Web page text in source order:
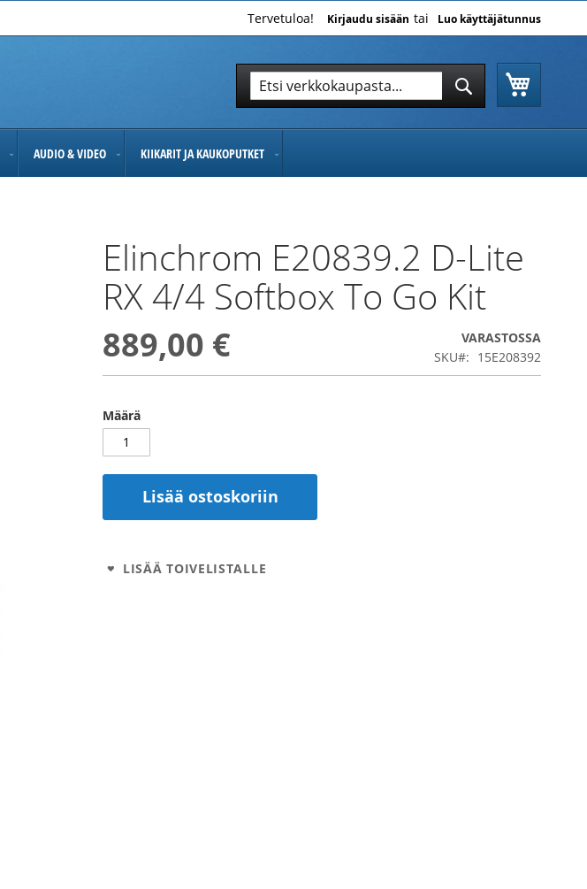
Tervetuloa! Kirjaudu sisään Luo käyttäjätunnus
Hae
AUDIO & VIDEO KIIKARIT JA KAUKOPUTKET
Elinchrom E20839.2 D-Lite
RX 4/4 Softbox To Go Kit
889,00 €
VARASTOSSA
SKU
15E208392
Määrä
Lisää ostoskoriin
LISÄÄ TOIVELISTALLE